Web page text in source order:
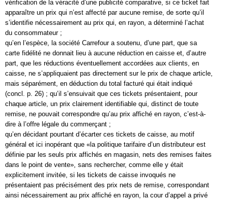
vérification de la véracité d’une publicité comparative, si ce ticket fait
apparaître un prix qui n’est affecté par aucune remise, de sorte qu’il
s’identifie nécessairement au prix qui, en rayon, a déterminé l’achat
du consommateur ;
qu’en l’espèce, la société Carrefour a soutenu, d’une part, que sa
carte fidélité ne donnait lieu à aucune réduction en caisse et, d’autre
part, que les réductions éventuellement accordées aux clients, en
caisse, ne s’appliquaient pas directement sur le prix de chaque article,
mais séparément, en déduction du total facturé qui était indiqué
(concl. p. 26) ; qu’il s’ensuivait que ces tickets présentaient, pour
chaque article, un prix clairement identifiable qui, distinct de toute
remise, ne pouvait correspondre qu’au prix affiché en rayon, c’est-à-
dire à l’offre légale du commerçant ;
qu’en décidant pourtant d’écarter ces tickets de caisse, au motif
général et ici inopérant que «la politique tarifaire d’un distributeur est
définie par les seuls prix affichés en magasin, nets des remises faites
dans le point de vente», sans rechercher, comme elle y était
explicitement invitée, si les tickets de caisse invoqués ne
présentaient pas précisément des prix nets de remise, correspondant
ainsi nécessairement au prix affiché en rayon, la cour d’appel a privé